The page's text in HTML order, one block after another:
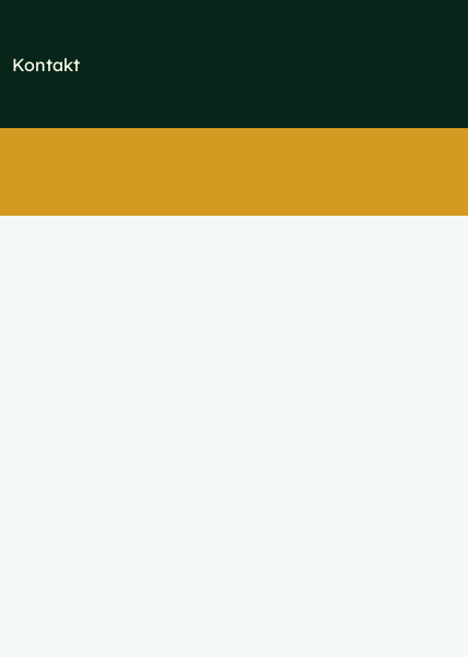
Kontakt